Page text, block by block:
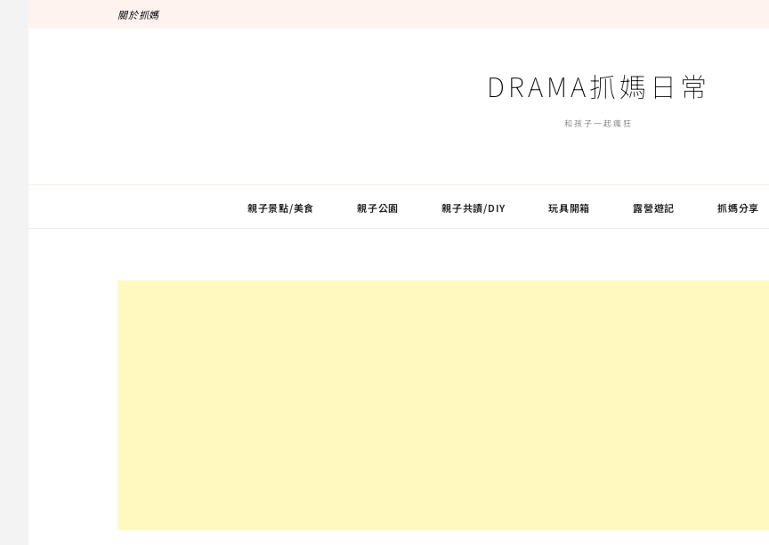
關於抓媽
DRAMA抓媽日常
和孩子一起瘋狂
親子景點/美食 親子公園 親子共讀/DIY 玩具開箱 露營遊記 抓媽分享